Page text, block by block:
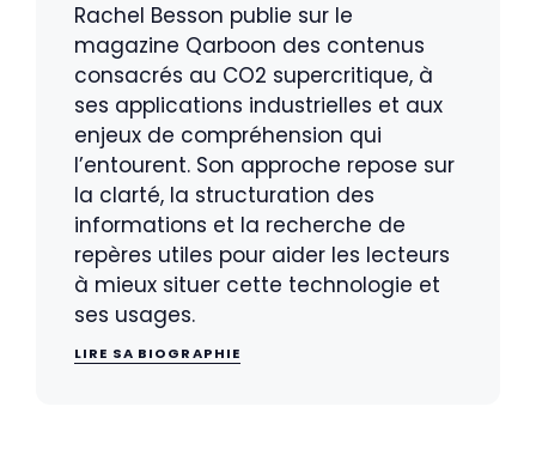
Rachel Besson publie sur le
magazine Qarboon des contenus
consacrés au CO2 supercritique, à
ses applications industrielles et aux
enjeux de compréhension qui
l’entourent. Son approche repose sur
la clarté, la structuration des
informations et la recherche de
repères utiles pour aider les lecteurs
à mieux situer cette technologie et
ses usages.
LIRE SA BIOGRAPHIE